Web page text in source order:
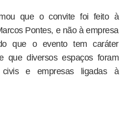
que o convite foi feito à
Pontes, e não à empresa
que o evento tem caráter
que diversos espaços foram
e empresas ligadas à